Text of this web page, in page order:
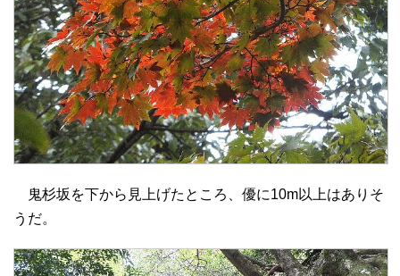
鬼杉坂を下から見上げたところ、優に10m以上はありそ
うだ。